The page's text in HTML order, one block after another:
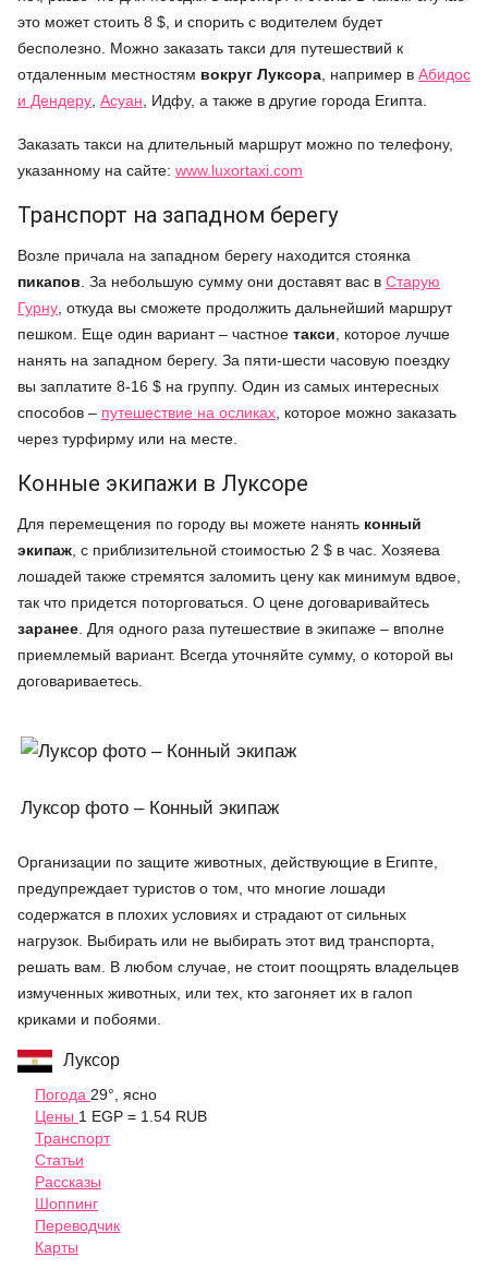
это может стоить 8 $, и спорить с водителем будет
бесполезно. Можно заказать такси для путешествий к
отдаленным местностям вокруг Луксора, например в Абидос
и Дендеру, Асуан, Идфу, а также в другие города Египта.
Заказать такси на длительный маршрут можно по телефону,
указанному на сайте: www.luxortaxi.com
Транспорт на западном берегу
Возле причала на западном берегу находится стоянка
пикапов. За небольшую сумму они доставят вас в Старую
Гурну, откуда вы сможете продолжить дальнейший маршрут
пешком. Еще один вариант – частное такси, которое лучше
нанять на западном берегу. За пяти-шести часовую поездку
вы заплатите 8-16 $ на группу. Один из самых интересных
способов – путешествие на осликах, которое можно заказать
через турфирму или на месте.
Конные экипажи в Луксоре
Для перемещения по городу вы можете нанять конный
экипаж, с приблизительной стоимостью 2 $ в час. Хозяева
лошадей также стремятся заломить цену как минимум вдвое,
так что придется поторговаться. О цене договаривайтесь
заранее. Для одного раза путешествие в экипаже – вполне
приемлемый вариант. Всегда уточняйте сумму, о которой вы
договариваетесь.
Луксор фото – Конный экипаж
Организации по защите животных, действующие в Египте,
предупреждает туристов о том, что многие лошади
содержатся в плохих условиях и страдают от сильных
нагрузок. Выбирать или не выбирать этот вид транспорта,
решать вам. В любом случае, не стоит поощрять владельцев
измученных животных, или тех, кто загоняет их в галоп
криками и побоями.
Луксор
Погода 29°, ясно
Цены 1 EGP = 1.54 RUB
Транспорт
Статьи
Рассказы
Шоппинг
Переводчик
Карты